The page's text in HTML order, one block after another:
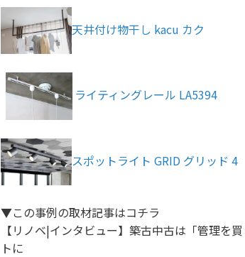
天井付け物干し kacu カク
ライティングレール LA5394
スポットライト GRID グリッド 4
▼この事例の取材記事はコチラ
【リノベ|インタビュー】築古中古は「管理を
トに